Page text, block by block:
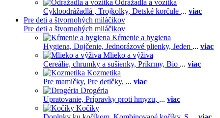
Odrážadla a vozítka
Cykloodrážadlá , Trojkolky, Detské korčule ... viac
Pre deti a štvornohých miláčikov
Pre deti a štvornohých miláčikov
Kŕmenie a hygiena
Hygiena, Dojčenie, Jednorázové plienky, Jeden ... viac
Mlieko a výživa
Cereálie, chrumky a sušienky, Príkrmy, Bio ... viac
Kozmetika
Pre mamičky, Pre detičky, ... viac
Drogéria
Upratovanie, Prípravky proti hmyzu, ... viac
Kočíky